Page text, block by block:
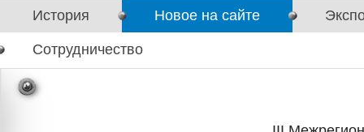
История Новое на сайте
Сотрудничество